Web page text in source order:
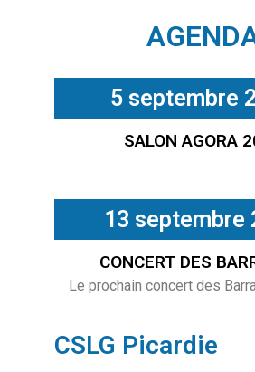
5 septembre
SALON AGORA
13 septembre
CONCERT DES
Le prochain concert des
CSLG Picardie